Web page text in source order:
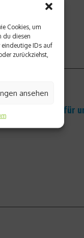
Cookies, um
du diesen
eindeutige IDs auf
zurückziehst,
ansehen
wie Wimbledon für